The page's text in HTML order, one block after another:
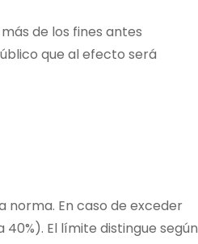
de los fines antes
que al efecto será
norma. En caso de exceder
El límite distingue según